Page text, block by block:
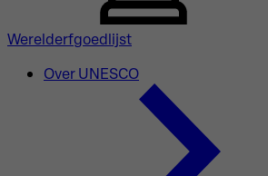
Werelderfgoedlijst
Over UNESCO